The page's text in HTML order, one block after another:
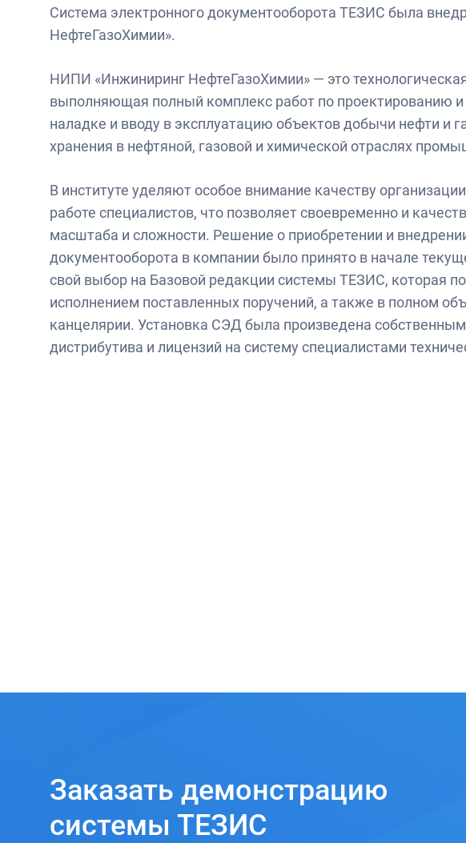
Система электронного документооборота ТЕЗИС была
НефтеГазоХимии».
НИПИ «Инжиниринг НефтеГазоХимии» — это
выполняющая полный комплекс работ по проектированию и
наладке и вводу в эксплуатацию объектов добычи нефти и
хранения в нефтяной, газовой и химической отраслях
В институте уделяют особое внимание качеству
работе специалистов, что позволяет своевременно и
масштаба и сложности. Решение о приобретении и
документооборота в компании было принято в начале
свой выбор на Базовой редакции системы ТЕЗИС, которая
исполнением поставленных поручений, а также в полном
канцелярии. Установка СЭД была произведена
дистрибутива и лицензий на систему специалистами
Заказать демонстрацию
системы ТЕЗИС